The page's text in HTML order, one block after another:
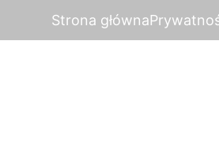
Strona główna